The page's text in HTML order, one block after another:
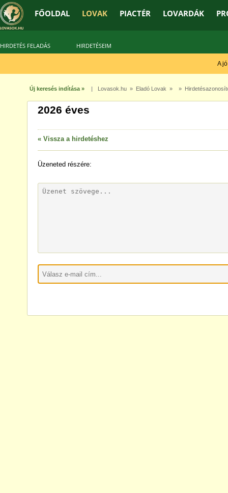
FŐOLDAL LOVAK PIACTÉR LOVARDÁK
HIRDETÉS FELADÁS HIRDETÉSEIM
A jó
Új keresés indítása » | Lovasok.hu» Eladó Lovak » »
2026 éves
« Vissza a hirdetéshez
Üzeneted részére: